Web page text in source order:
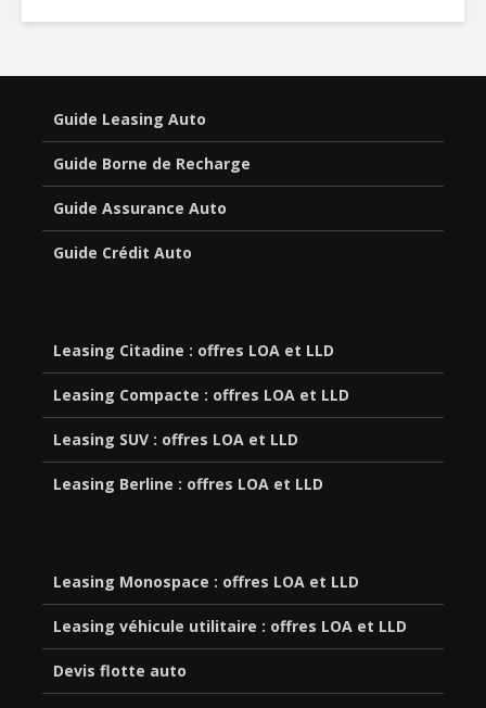
Guide Leasing Auto
Guide Borne de Recharge
Guide Assurance Auto
Guide Crédit Auto
Leasing Citadine : offres LOA et LLD
Leasing Compacte : offres LOA et LLD
Leasing SUV : offres LOA et LLD
Leasing Berline : offres LOA et LLD
Leasing Monospace : offres LOA et LLD
Leasing véhicule utilitaire : offres LOA et LLD
Devis flotte auto